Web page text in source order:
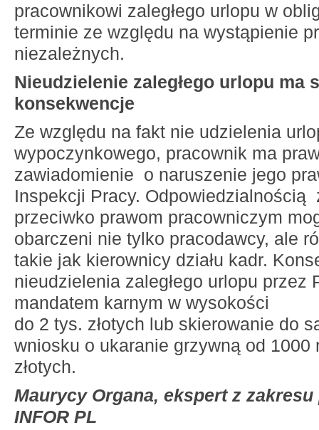
pracownikowi zaległego urlopu w
terminie ze względu na wystąpienie
niezależnych.
Nieudzielenie zaległego urlopu ma
konsekwencje
Ze względu na fakt nie udzielenia
wypoczynkowego, pracownik ma
zawiadomienie o naruszenie jego
Inspekcji Pracy. Odpowiedzialnością
przeciwko prawom pracowniczym
obarczeni nie tylko pracodawcy, ale
takie jak kierownicy działu kadr.
nieudzielenia zaległego urlopu przez
mandatem karnym w wysokości
do 2 tys. złotych lub skierowanie do
wniosku o ukaranie grzywną od 1000
złotych.
Maurycy Organa, ekspert z
INFOR PL